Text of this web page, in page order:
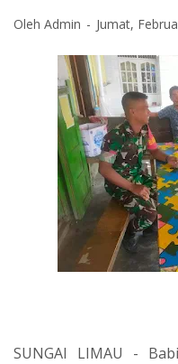
Oleh Admin Jumat,
SUNGAI LIMAU -